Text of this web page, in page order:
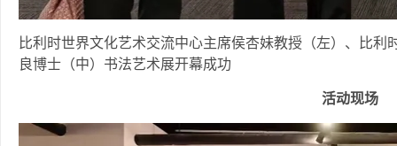
比利时世界文化艺术交流中心主席侯杏妹教授（左）、比
良博士（中）书法艺术展开幕成功
活动现场